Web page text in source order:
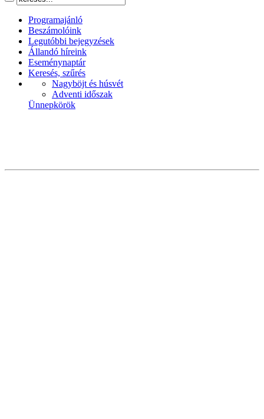
Programajánló
Beszámolóink
Legutóbbi bejegyzések
Állandó híreink
Eseménynaptár
Keresés, szűrés
Nagyböjt és húsvét
Adventi időszak
Ünnepkörök